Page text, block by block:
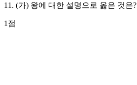
11 . (가) 왕에 대한 설명으로 옳은 것은?
1 점